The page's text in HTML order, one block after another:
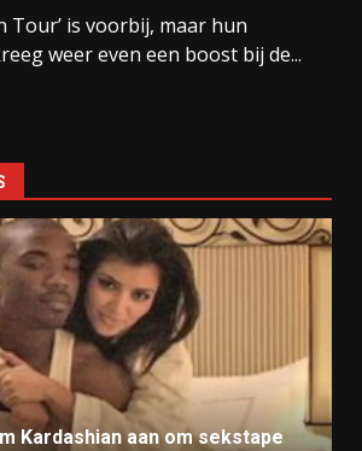
Tour’ is voorbij, maar hun
weer even een boost bij de...
Kardashian aan om sekstape